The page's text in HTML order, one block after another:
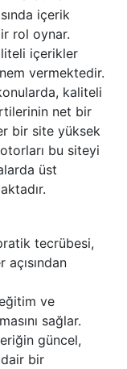
içerik
rol oynar.
içerikler
vermektedir.
kaliteli
net bir
bir site yüksek
bu siteyi
üst
tecrübesi,
ve
sağlar.
güncel,
bir